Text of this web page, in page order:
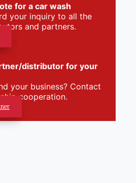
for a car wash
your inquiry to all the
and partners.
distributor for your
your business? Contact
cooperation.